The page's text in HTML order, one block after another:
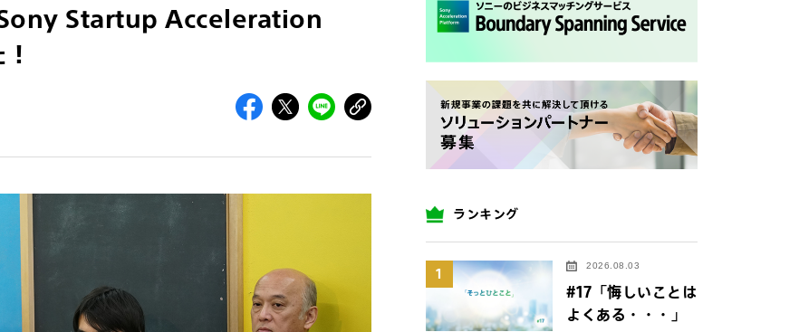
Sony Startup Acceleration
ランキング
1 2026.08.03
#17「悔しいことは
よくある・・・」